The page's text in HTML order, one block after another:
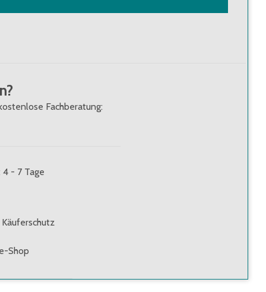
Fachberatung:
- 7 Tage
Shop